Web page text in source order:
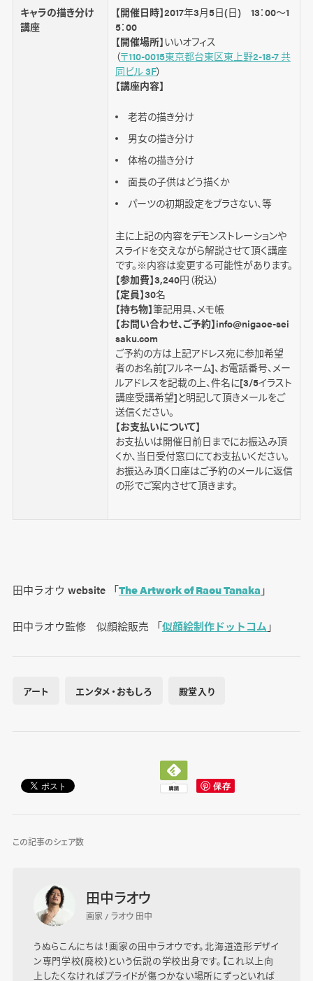
キャラの描き分け
講座
【開催日時】2017年3月5日(日) 13：00～1
5：00
【開催場所】いいオフィス
（〒110-0015東京都台東区東上野2-18-7 共
同ビル 3F）
【講座内容】
老若の描き分け
男女の描き分け
体格の描き分け
面長の子供はどう描くか
パーツの初期設定をブラさない、等
主に上記の内容をデモンストレーションや
スライドを交えながら解説させて頂く講座
です。※内容は変更する可能性があります。
【参加費】3,240円（税込）
【定員】30名
【持ち物】筆記用具、メモ帳
【お問い合わせ、ご予約】info@nigaoe-sei
saku.com
ご予約の方は上記アドレス宛に参加希望
者のお名前[フルネーム]、お電話番号、メー
ルアドレスを記載の上、件名に[3/5イラスト
講座受講希望]と明記して頂きメールをご
送信ください。
【お支払いについて】
お支払いは開催日前日までにお振込み頂
くか、当日受付窓口にてお支払いください。
お振込み頂く口座はご予約のメールに返信
の形でご案内させて頂きます。
田中ラオウ website 「The Artwork of Raou Tanaka」
田中ラオウ監修 似顔絵販売 「似顔絵制作ドットコム 」
アート エンタメ・おもしろ 殿堂入り
この記事のシェア数
田中ラオウ
画家 / ラオウ 田中
うぬらこんにちは！画家の田中ラオウです。北海道造形デザイ
ン専門学校(廃校)という伝説の学校出身です。【これ以上向
上したくなければプライドが傷つかない場所にずっといれば